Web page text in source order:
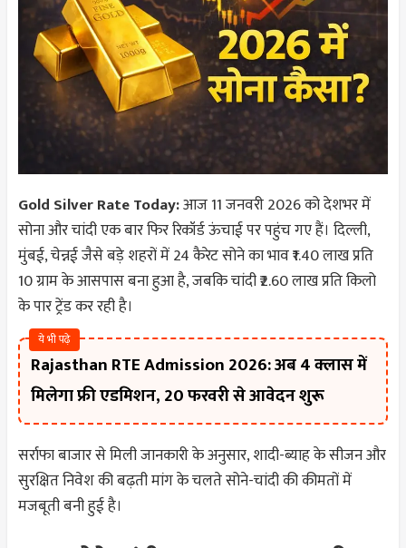
Gold Silver Rate Today:आज 11 जनवरी 2026 को देशभर में
सोना और चांदी एक बार फिर रिकॉर्ड ऊंचाई पर पहुंच गए हैं। दिल्ली,
मुंबई, चेन्नई जैसे बड़े शहरों में 24 कैरेट सोने का भाव ₹1.40 लाख प्रति
10 ग्राम के आसपास बना हुआ है, जबकि चांदी ₹2.60 लाख प्रति किलो
के पार ट्रेंड कर रही है।
ये भी पढ़े
Rajasthan RTE Admission 2026: अब 4 क्लास में
मिलेगा फ्री एडमिशन, 20 फरवरी से आवेदन शुरू
सर्राफा बाजार से मिली जानकारी के अनुसार, शादी-ब्याह के सीजन और
सुरक्षित निवेश की बढ़ती मांग के चलते सोने-चांदी की कीमतों में
मजबूती बनी हुई है।